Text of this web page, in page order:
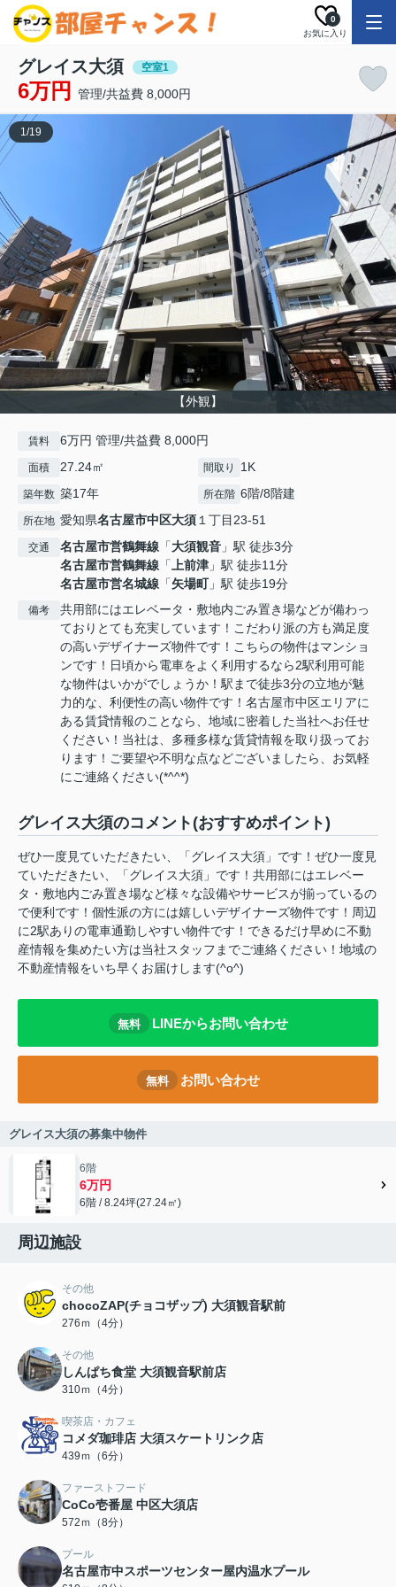
お気に入り
0
グレイス大須 空室1
6万円 管理/共益費 8,000円
【外観】
1/19
賃料 6万円 管理/共益費 8,000円
面積 27.24㎡ 間取り 1K
築年数 築17年 所在階 6階/8階建
所在地 愛知県名古屋市中区大須１丁目23-51
交通 名古屋市営鶴舞線 「大須観音 」駅 徒歩3分
名古屋市営鶴舞線 「上前津 」駅 徒歩11分
名古屋市営名城線 「矢場町」駅 徒歩19分
備考
共用部にはエレベータ・敷地内ごみ置き場などが備わっ
ておりとても充実しています！こだわり派の方も満足度
の高いデザイナーズ物件です！こちらの物件はマンショ
ンです！日頃から電車をよく利用するなら2駅利用可能
な物件はいかがでしょうか！駅まで徒歩3分の立地が魅
力的な、利便性の高い物件です！名古屋市中区エリアに
ある賃貸情報のことなら、地域に密着した当社へお任せ
ください！当社は、多種多様な賃貸情報を取り扱ってお
ります！ご要望や不明な点などございましたら、お気軽
にご連絡ください(*^^*)
グレイス大須のコメント(おすすめポイント)
ぜひ一度見ていただきたい、「グレイス大須」です！ぜひ一度見
ていただきたい、「グレイス大須」です！共用部にはエレベー
タ・敷地内ごみ置き場など様々な設備やサービスが揃っているの
で便利です！個性派の方には嬉しいデザイナーズ物件です！周辺
に2駅ありの電車通勤しやすい物件です！できるだけ早めに不動
産情報を集めたい方は当社スタッフまでご連絡ください！地域の
不動産情報をいち早くお届けします(^o^)
無料 LINEからお問い合わせ
無料 お問い合わせ
グレイス大須の募集中物件
6階
6万円
6階 / 8.24坪(27.24㎡)
周辺施設
その他
chocoZAP(チョコザップ) 大須観音駅前
276ｍ（4分）
その他
しんぱち食堂 大須観音駅前店
310ｍ（4分）
喫茶店・カフェ
コメダ珈琲店 大須スケートリンク店
439ｍ（6分）
ファーストフード
CoCo壱番屋 中区大須店
572ｍ（8分）
プール
名古屋市中スポーツセンター屋内温水プール